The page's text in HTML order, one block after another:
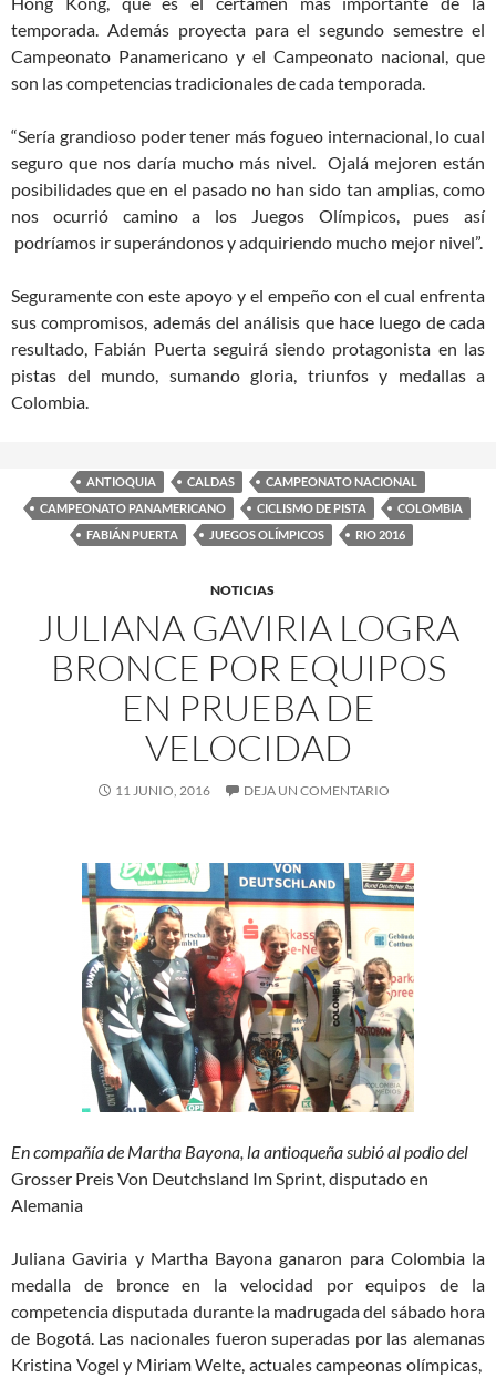
temporada. Además proyecta para el segundo semestre el
Campeonato Panamericano y el Campeonato nacional, que
son las competencias tradicionales de cada temporada.
“Sería grandioso poder tener más fogueo internacional, lo cual
seguro que nos daría mucho más nivel. Ojalá mejoren están
posibilidades que en el pasado no han sido tan amplias, como
nos ocurrió camino a los Juegos Olímpicos, pues así
podríamos ir superándonos y adquiriendo mucho mejor nivel”.
Seguramente con este apoyo y el empeño con el cual enfrenta
sus compromisos, además del análisis que hace luego de cada
resultado, Fabián Puerta seguirá siendo protagonista en las
pistas del mundo, sumando gloria, triunfos y medallas a
Colombia.
ANTIOQUIA CALDAS
CAMPEONATO NACIONAL
CAMPEONATO PANAMERICANO
CICLISMO DE PISTA
COLOMBIA
FABIÁN PUERTA
JUEGOS OLÍMPICOS RIO 2016
NOTICIAS
JULIANA GAVIRIA LOGRA
BRONCE POR EQUIPOS
EN PRUEBA DE
VELOCIDAD
11 JUNIO, 2016 DEJA UN COMENTARIO
En compañía de Martha Bayona, la antioqueña subió al podio del
Grosser Preis Von Deutchsland Im Sprint, disputado en
Alemania
Juliana Gaviria y Martha Bayona ganaron para Colombia la
medalla de bronce en la velocidad por equipos de la
competencia disputada durante la madrugada del sábado hora
de Bogotá. Las nacionales fueron superadas por las alemanas
Kristina Vogel y Miriam Welte, actuales campeonas olímpicas,